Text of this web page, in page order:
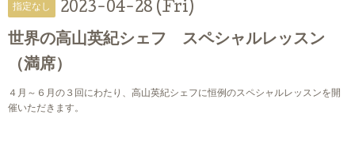
指定なし 2023-04-28 (Fri)
世界の高山英紀シェフ スペシャルレッスン
（満席）
４月～６月の３回にわたり、高山英紀シェフに恒例のスペシャルレッスンを開
催いただきます。